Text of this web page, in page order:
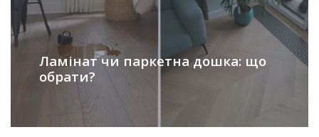
Ламінат чи паркетна дошка: що
обрати?